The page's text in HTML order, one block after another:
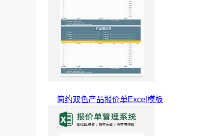
简约双色产品报价单Excel模板